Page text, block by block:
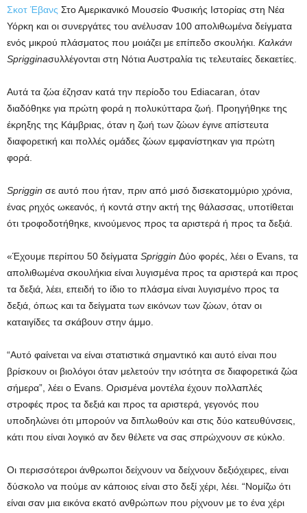
Σκοτ Έβανς Στο Αμερικανικό Μουσείο Φυσικής Ιστορίας στη Νέα
Υόρκη και οι συνεργάτες του ανέλυσαν 100 απολιθωμένα δείγματα
ενός μικρού πλάσματος που μοιάζει με επίπεδο σκουλήκι. Καλκάνι
Sprigginaσυλλέγονται στη Νότια Αυστραλία τις τελευταίες δεκαετίες.
Αυτά τα ζώα έζησαν κατά την περίοδο του Ediacaran, όταν
διαδόθηκε για πρώτη φορά η πολυκύτταρα ζωή. Προηγήθηκε της
έκρηξης της Κάμβριας, όταν η ζωή των ζώων έγινε απίστευτα
διαφορετική και πολλές ομάδες ζώων εμφανίστηκαν για πρώτη
φορά.
Spriggin σε αυτό που ήταν, πριν από μισό δισεκατομμύριο χρόνια,
ένας ρηχός ωκεανός, ή κοντά στην ακτή της θάλασσας, υποτίθεται
ότι τροφοδοτήθηκε, κινούμενος προς τα αριστερά ή προς τα δεξιά.
«Έχουμε περίπου 50 δείγματα Spriggin Δύο φορές, λέει ο Evans, τα
απολιθωμένα σκουλήκια είναι λυγισμένα προς τα αριστερά και προς
τα δεξιά, λέει, επειδή το ίδιο το πλάσμα είναι λυγισμένο προς τα
δεξιά, όπως και τα δείγματα των εικόνων των ζώων, όταν οι
καταιγίδες τα σκάβουν στην άμμο.
“Αυτό φαίνεται να είναι στατιστικά σημαντικό και αυτό είναι που
βρίσκουν οι βιολόγοι όταν μελετούν την ισότητα σε διαφορετικά ζώα
σήμερα”, λέει ο Evans. Ορισμένα μοντέλα έχουν πολλαπλές
στροφές προς τα δεξιά και προς τα αριστερά, γεγονός που
υποδηλώνει ότι μπορούν να διπλωθούν και στις δύο κατευθύνσεις,
κάτι που είναι λογικό αν δεν θέλετε να σας σπρώχνουν σε κύκλο.
Οι περισσότεροι άνθρωποι δείχνουν να δείχνουν δεξιόχειρες, είναι
δύσκολο να πούμε αν κάποιος είναι στο δεξί χέρι, λέει. “Νομίζω ότι
είναι σαν μια εικόνα εκατό ανθρώπων που ρίχνουν με το ένα χέρι